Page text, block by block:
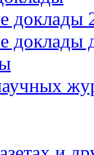
доклады
доклады